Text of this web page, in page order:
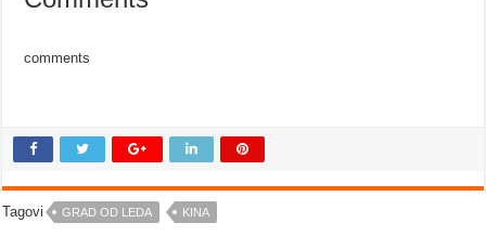
comments
Tagovi GRAD OD LEDA KINA